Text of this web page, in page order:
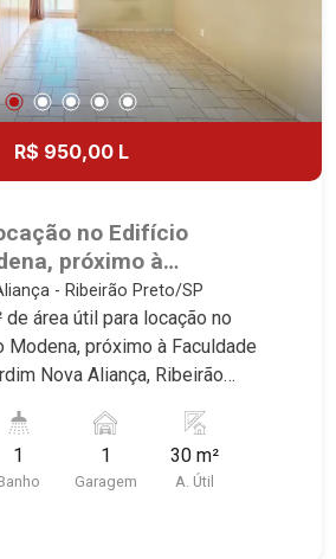
R$ 950,00 L
no Edifício
próximo à
- Ribeirão Preto/SP.
- Ribeirão Preto/SP
de área útil para locação no
próximo à Faculdade
Nova Aliança, Ribeirão
Imobiliária selecionou
social - Sala de visitas -
1 1
Garagem
30 m²
A. Útil